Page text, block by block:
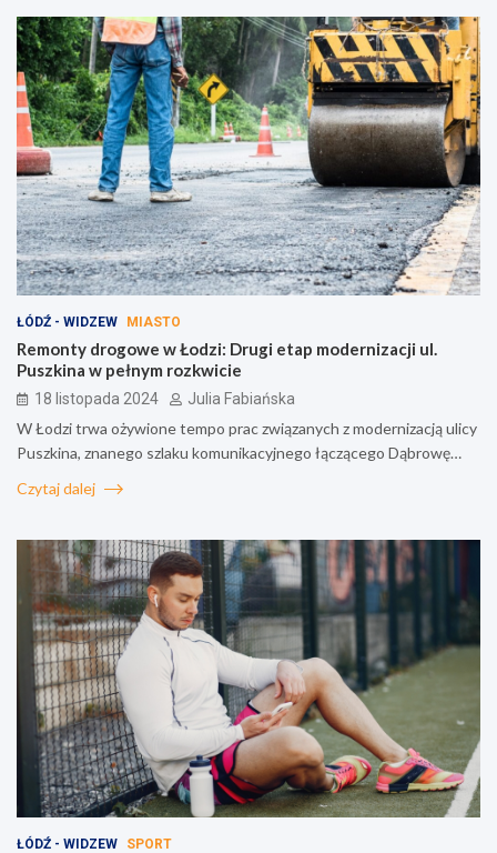
ŁÓDŹ - WIDZEW MIASTO
Remonty drogowe w Łodzi: Drugi etap modernizacji ul.
Puszkina w pełnym rozkwicie
18 listopada 2024 Julia Fabiańska
W Łodzi trwa ożywione tempo prac związanych z modernizacją ulicy
Puszkina, znanego szlaku komunikacyjnego łączącego Dąbrowę…
Czytaj dalej
ŁÓDŹ - WIDZEW SPORT